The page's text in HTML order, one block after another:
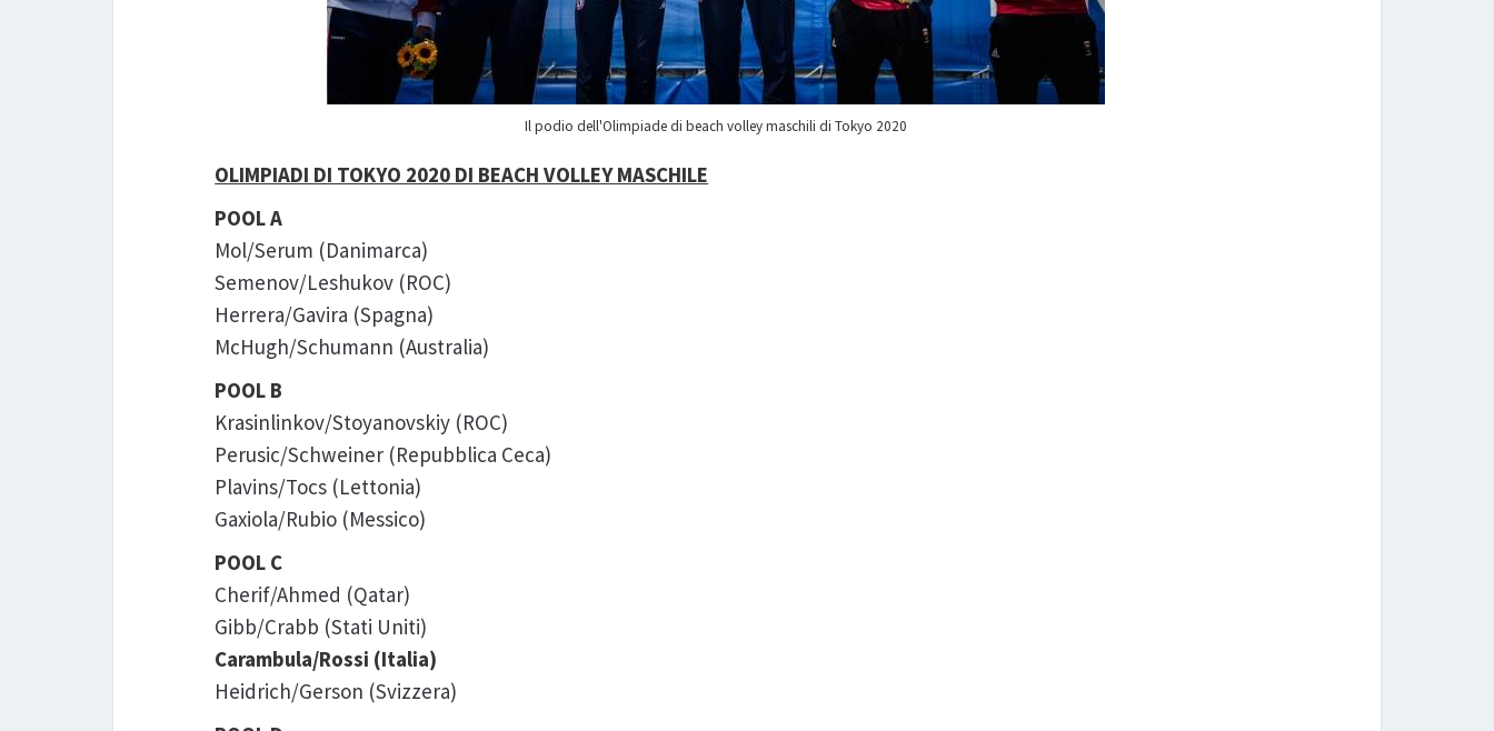
Il podio dell'Olimpiade di beach volley maschili di Tokyo 2020
OLIMPIADI DI TOKYO 2020 DI BEACH VOLLEY MASCHILE
POOL A
Mol/Serum (Danimarca)
Semenov/Leshukov (ROC)
Herrera/Gavira (Spagna)
McHugh/Schumann (Australia)
POOL B
Krasinlinkov/Stoyanovskiy (ROC)
Perusic/Schweiner (Repubblica Ceca)
Plavins/Tocs (Lettonia)
Gaxiola/Rubio (Messico)
POOL C
Cherif/Ahmed (Qatar)
Gibb/Crabb (Stati Uniti)
Carambula/Rossi (Italia)
Heidrich/Gerson (Svizzera)